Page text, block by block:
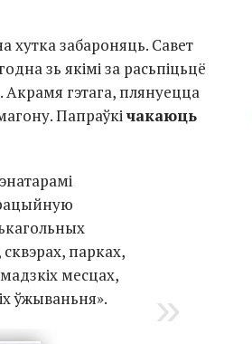
хутка забароняць. Савет
зь якімі за расьпіцьцё
Акрамя гэтага, плянуецца
Папраўкі чакаюць
сквэрах, парках,
месцах,
ўжываньня».